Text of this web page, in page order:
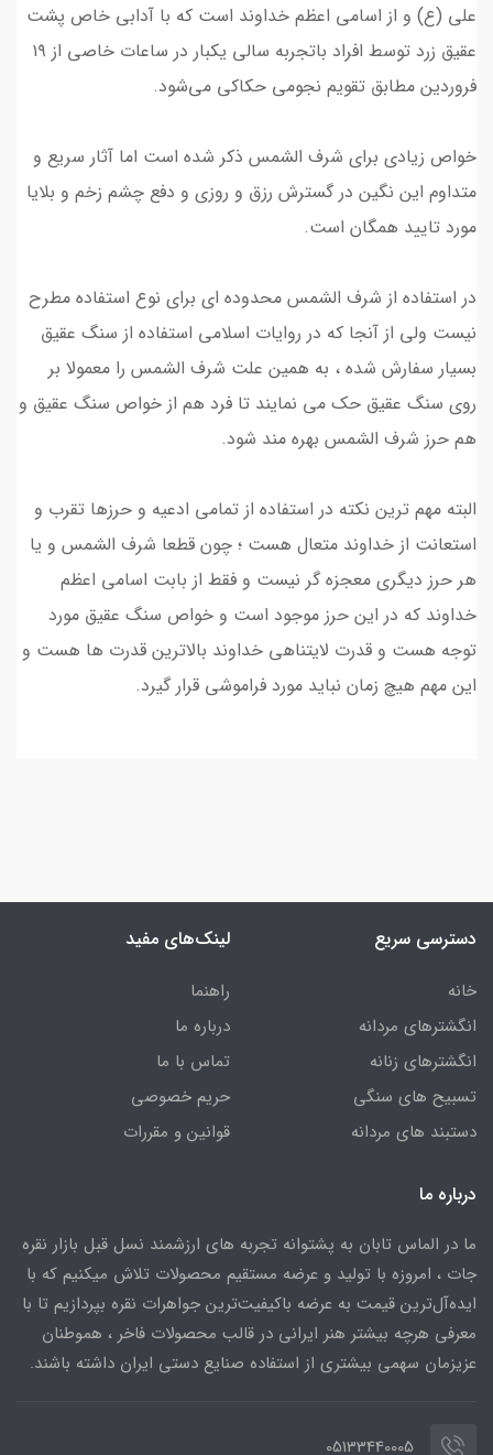
علی (ع) و از اسامی اعظم خداوند است که با آدابی خاص پشت
عقیق زرد توسط افراد باتجربه سالی یکبار در ساعات خاصی از ۱۹
فروردین مطابق تقویم‌ نجومی حکاکی می‌شود.
خواص زیادی برای شرف الشمس ذکر شده است اما آثار سریع و
متداوم این نگین در گسترش رزق و روزی و دفع چشم زخم و بلایا
مورد تایید همگان است.
در استفاده از شرف الشمس محدوده ای برای نوع استفاده مطرح
نیست ولی از آنجا که در روایات اسلامی استفاده از سنگ عقیق
بسیار سفارش شده ، به همین علت شرف الشمس را معمولا بر
روی سنگ عقیق حک می نمایند تا فرد هم از خواص سنگ عقیق و
هم حرز شرف الشمس بهره مند شود.
البته مهم ترین نکته در استفاده از تمامی ادعیه و حرزها تقرب و
استعانت از خداوند متعال هست ؛ چون قطعا شرف الشمس و یا
هر حرز دیگری معجزه گر نیست و فقط از بابت اسامی اعظم
خداوند که در این حرز موجود است و خواص سنگ عقیق مورد
توجه هست و قدرت لایتناهی خداوند بالاترین قدرت ها هست و
این مهم هیچ زمان نباید مورد فراموشی قرار گیرد.
دسترسی سریع
خانه
انگشترهای مردانه
انگشترهای زنانه
تسبیح های سنگی
دستبند های مردانه
لینک‌های مفید
راهنما
درباره ما
تماس با ما
حریم خصوصی
قوانین و مقررات
درباره ما
ما در الماس تابان به پشتوانه تجربه های ارزشمند نسل قبل بازار نقره
جات ، امروزه با تولید و عرضه مستقیم محصولات تلاش میکنیم که با
ایده‌آل‌ترین قیمت به عرضه باکیفیت‌ترین جواهرات نقره بپردازیم تا با
معرفی هرچه بیشتر هنر ایرانی در قالب محصولات فاخر ، هموطنان
عزیزمان سهمی بیشتری از استفاده صنایع دستی ایران داشته باشند.
05133440005